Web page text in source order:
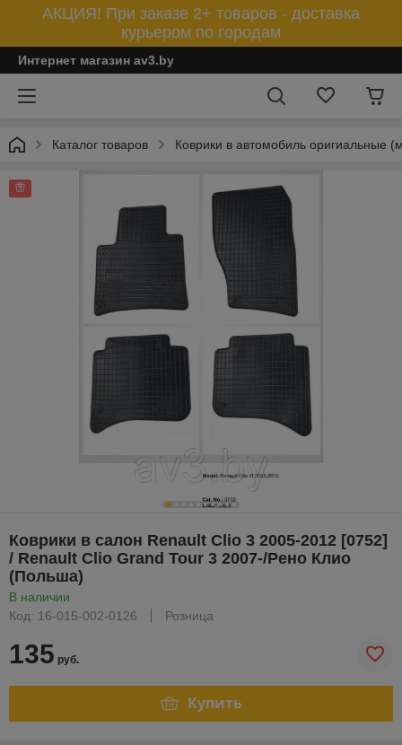
АКЦИЯ! При заказе 2+ товаров - доставка
курьером по городам
Интернет магазин av3.by
Каталог товаров Коврики в автомобиль оригиальные
Коврики в салон Renault Clio 3 2005-2012 [0752]
/ Renault Clio Grand Tour 3 2007-/Рено Клио
(Польша)
В наличии
Код: 16-015-002-0126
Розница
135 руб.
Купить